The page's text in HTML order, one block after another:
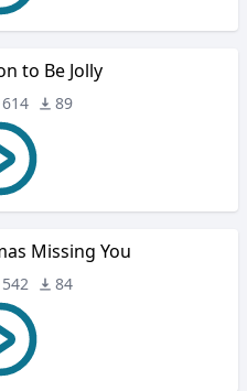
to Be Jolly
614 89
Missing You
542 84